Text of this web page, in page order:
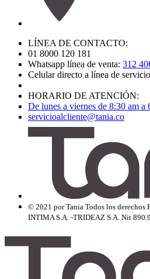
LÍNEA DE CONTACTO:
01 8000 120 181
Whatsapp línea de venta: 312
Celular directo a línea de
HORARIO DE ATENCIÓN:
De lunes a viernes de 8:30 am a
servicioalcliente@tania.co
© 2021 por Tania Todos los derechos
INTIMA S.A. -TRIDEAZ S.A. Nit